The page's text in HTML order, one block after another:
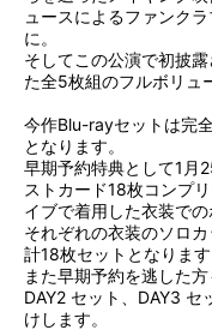
ュースによるファンク
に。
そしてこの公演で初披
た全5枚組のフルボリュ
今作Blu-rayセットは完
となります。
早期予約特典として1月
ストカード18枚コンプ
イブで着用した衣装で
それぞれの衣装のソロ
計18枚セットとなります
また早期予約を逃した
DAY2 セット、DAY3 セ
けします。